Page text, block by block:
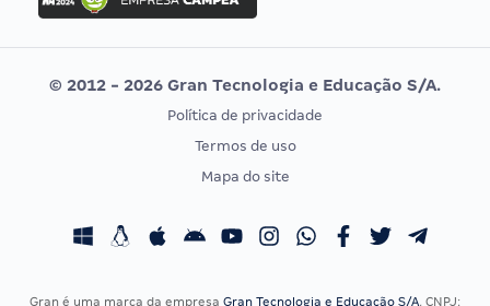
Concurso MPU
Editais publicados
Vunesp
CONCURSOS POR PROFISSÃO
Concursos Fiscais
EXAME DE ORDEM
Calendário OAB
© 2012 - 2026 Gran Tecnologia e Educação S/A.
Política de privacidade
Termos de uso
Mapa do site
Gran é uma marca da empresa Gran Tecnologia e Educação S/A, CNPJ: